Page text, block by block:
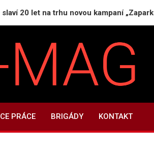
na trhu novou kampaní „Zaparkuj chytře“
PRÁCE BRIGÁDY KONTAKT